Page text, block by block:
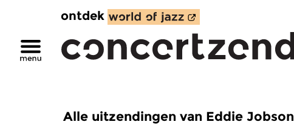
ontdek
Alle uitzendingen van Eddie Jobson